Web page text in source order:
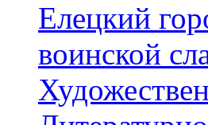
Елецкий
воинской